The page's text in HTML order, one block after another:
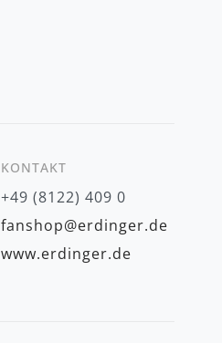
KONTAKT
+49 (8122) 409 0
fanshop@erdinger.de
www.erdinger.de